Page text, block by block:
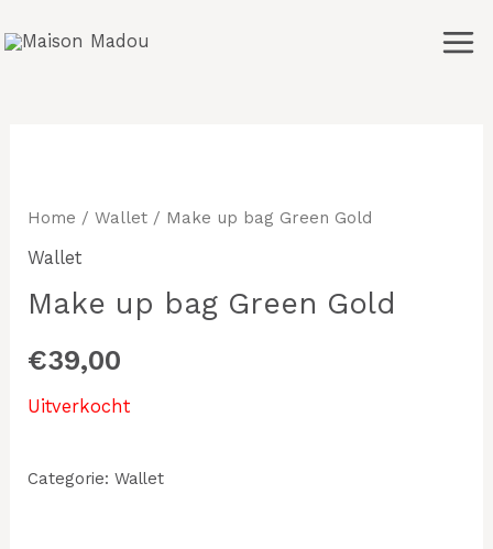
naar
Home /Wallet / Make up bag Green Gold
Wallet
Make up bag Green Gold
€39,00
Uitverkocht
Categorie:Wallet